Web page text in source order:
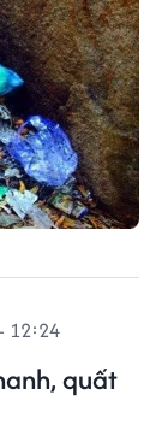
quất
12:24